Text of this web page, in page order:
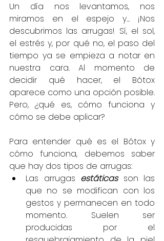
Un día nos levantamos, nos
miramos en el espejo y... ¡Nos
descubrimos las arrugas! Sí, el sol,
el estrés y, por qué no, el paso del
tiempo ya se empieza a notar en
nuestra cara. Al momento de
decidir qué hacer, el Bótox
aparece como una opción posible.
Pero, ¿qué es, cómo funciona y
cómo se debe aplicar?
Para entender qué es el Bótox y
cómo funciona, debemos saber
que hay dos tipos de arrugas:
Las arrugas estáticas son las
que no se modifican con los
gestos y permanecen en todo
momento. Suelen ser
producidas por el